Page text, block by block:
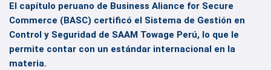
El capítulo peruano de Business Aliance for Secure
Commerce (BASC) certificó el Sistema de Gestión en
Control y Seguridad de SAAM Towage Perú, lo que le
permite contar con un estándar internacional en la
materia.